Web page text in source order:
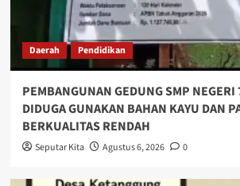
Daerah Pendidikan
PEMBANGUNAN GEDUNG SMP
DIDUGA GUNAKAN BAHAN KAYU DAN
BERKUALITAS RENDAH
Seputar Kita Agustus 6, 2026 0